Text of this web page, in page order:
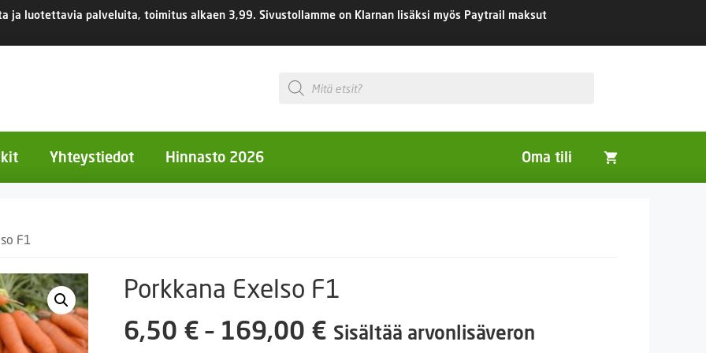
ja luotettavia palveluita, toimitus alkaen 3,99. Sivustollamme on Klarnan lisäksi myös Paytrail maksut
Products
search
kukat
Ruukut
Yhteystiedot Hinnasto 2026 Oma tili
F1
Porkkana Exelso F1
6,50 € – 169,00 €Hintaluokka:
Sisältää arvonlisäveron